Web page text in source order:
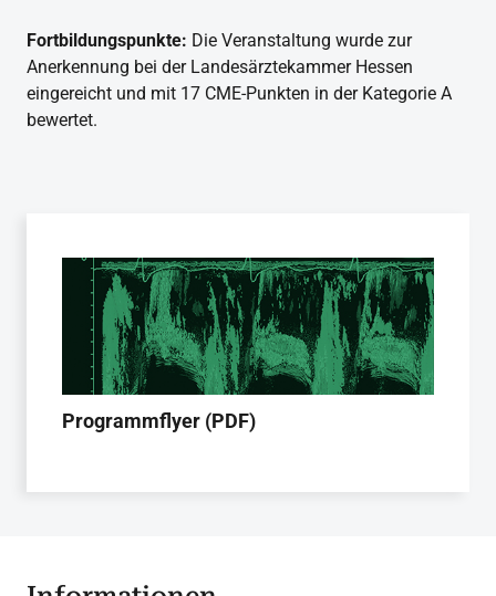
Fortbildungspunkte: Die Veranstaltung wurde zur
Anerkennung bei der Landesärztekammer Hessen
eingereicht und mit 17 CME-Punkten in der Kategorie A
bewertet.
Programmflyer (PDF)